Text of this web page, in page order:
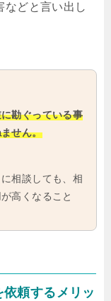
などと言い出し
勘ぐっている事
せん。
相談しても、相
高くなること
頼するメリッ